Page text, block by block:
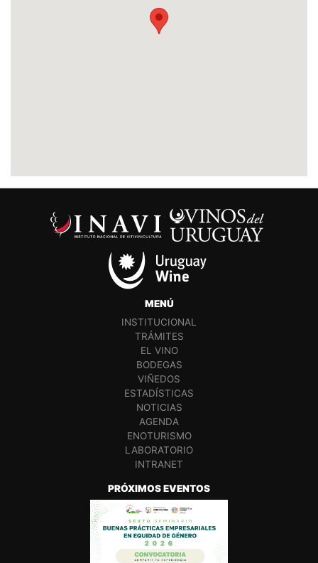
MENÚ
INSTITUCIONAL
TRÁMITES
EL VINO
BODEGAS
VIÑEDOS
ESTADÍSTICAS
NOTICIAS
AGENDA
ENOTURISMO
LABORATORIO
INTRANET
PRÓXIMOS EVENTOS